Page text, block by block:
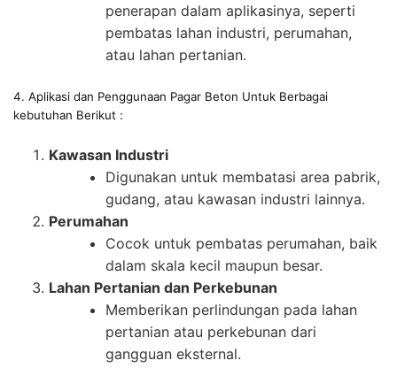
penerapan dalam aplikasinya, seperti
pembatas lahan industri, perumahan,
atau lahan pertanian.
4. Aplikasi dan Penggunaan Pagar Beton Untuk Berbagai
kebutuhan Berikut :
Kawasan Industri
Digunakan untuk membatasi area pabrik,
gudang, atau kawasan industri lainnya.
Perumahan
Cocok untuk pembatas perumahan, baik
dalam skala kecil maupun besar.
Lahan Pertanian dan Perkebunan
Memberikan perlindungan pada lahan
pertanian atau perkebunan dari
gangguan eksternal.